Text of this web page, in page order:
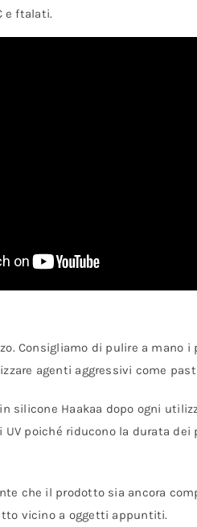
e ftalati.
Consigliamo di pulire a mano
agenti aggressivi come
silicone Haakaa dopo ogni
poiché riducono la durata dei
che il prodotto sia ancora
vicino a oggetti appuntiti.